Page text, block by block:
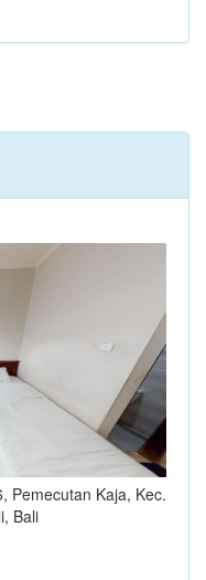
Pemecutan Kaja, Kec.
Bali